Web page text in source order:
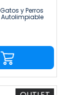
y Perros
Botón de